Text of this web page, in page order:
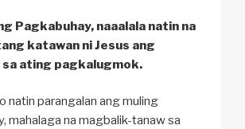
Pagkabuhay, naaalala natin na
katawan ni Jesus ang
sa ating pagkalugmok.
natin parangalan ang muling
mahalaga na magbalik-tanaw sa